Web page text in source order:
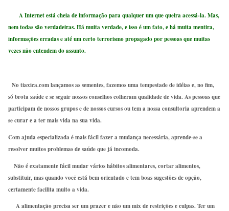
A Internet está cheia de informação para qualquer um que queira acessá-la. Mas,
nem todas são verdadeiras. Há muita verdade, e isso é um fato, e há muita mentira,
informações erradas e até um certo terrorismo propagado por pessoas que muitas
vezes não entendem do assunto.
No tiaxica.com lançamos as sementes, fazemos uma tempestade de idéias e, no fim,
só brota saúde e se seguir nossos conselhos colheram qualidade de vida. As pessoas que
participam de nossos grupos e de nossos cursos ou tem a nossa consultoria aprendem a
se curar e a ter mais vida na sua vida.
Com ajuda especializada é mais fácil fazer a mudança necessária, aprende-se a
resolver muitos problemas de saúde que já incomoda.
Não é exatamente fácil mudar vários hábitos alimentares, cortar alimentos,
substituir, mas quando você está bem orientado e tem boas sugestões de opção,
certamente facilita muito a vida.
A alimentação precisa ser um prazer e não um mix de restrições e culpas. Ter um